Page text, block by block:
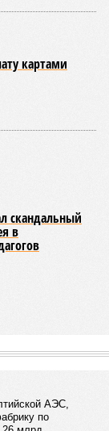
картами
скандальный
в
АЭС,
по